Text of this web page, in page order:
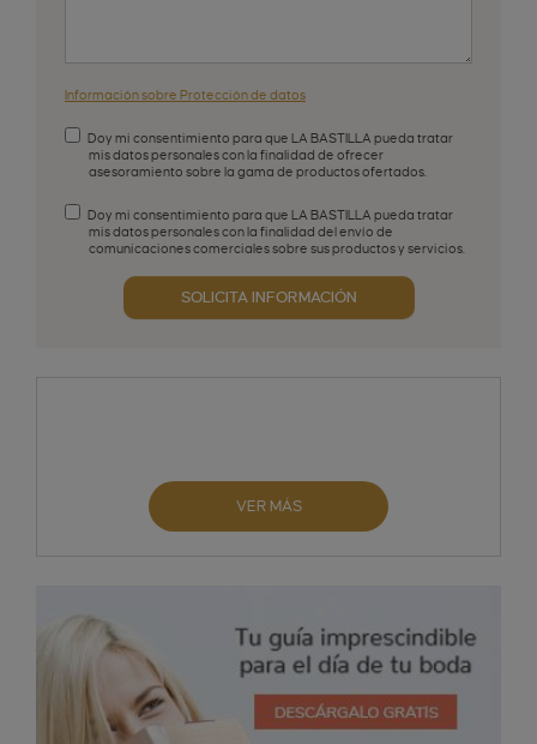
Información sobre Protección de datos
Doy mi consentimiento para que LA BASTILLA pueda tratar
mis datos personales con la finalidad de ofrecer
asesoramiento sobre la gama de productos ofertados.
Aceptación de condiciones
Doy mi consentimiento para que LA BASTILLA pueda tratar
mis datos personales con la finalidad del envío de
comunicaciones comerciales sobre sus productos y servicios.
Aceptación publicidad
SOLICITA INFORMACIÓN
VER MÁS